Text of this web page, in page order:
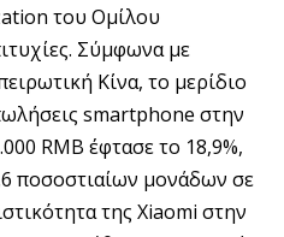
του Ομίλου
Σύμφωνα με
Κίνα, το μερίδιο
smartphone στην
RMB έφτασε το 18,9%,
ποσοστιαίων μονάδων σε
της Xiaomi στην